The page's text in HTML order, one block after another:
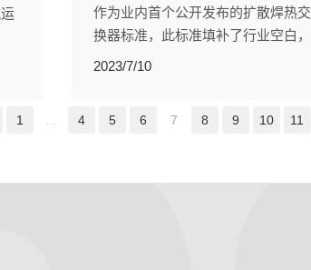
作为业内首个公开发布的扩散焊热交
换器标准，此标准填补了行业空白，
对行业发展具有里程碑式的意义，对
2023/7/10
1 4 5 6 7 8 9 10 11